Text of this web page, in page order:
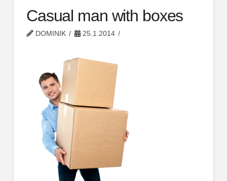
Casual man with boxes
DOMINIK 25.1.2014